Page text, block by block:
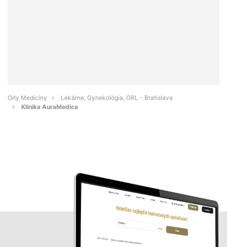
Orly Medicíny
Lekárne, Gynekológia, ORL - Bratislava
Klinika AuraMedica